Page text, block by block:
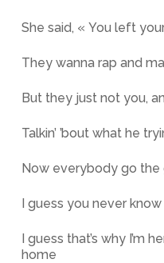
She said, « You left
They wanna rap and
But they just not you,
Talkin’ ’bout what he
Now everybody go the
I guess you never
I guess that’s why I’m
home